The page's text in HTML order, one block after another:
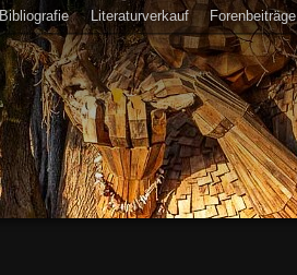
Bibliografie Literaturverkauf Forenbeiträge